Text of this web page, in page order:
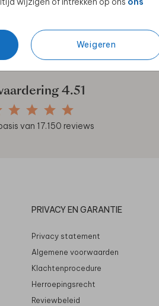
Weigeren
4.51
van 17.150 reviews
PRIVACY EN GARANTIE
Privacy statement
Algemene voorwaarden
Klachtenprocedure
Herroepingsrecht
Reviewbeleid